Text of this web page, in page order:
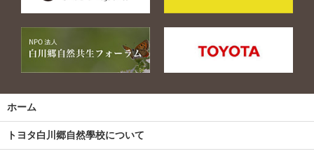
ホーム
トヨタ白川郷自然學校について